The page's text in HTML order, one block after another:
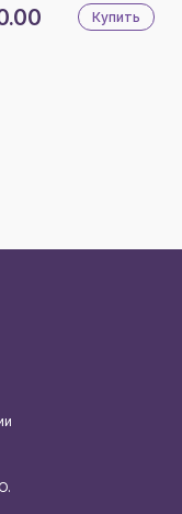
Купить